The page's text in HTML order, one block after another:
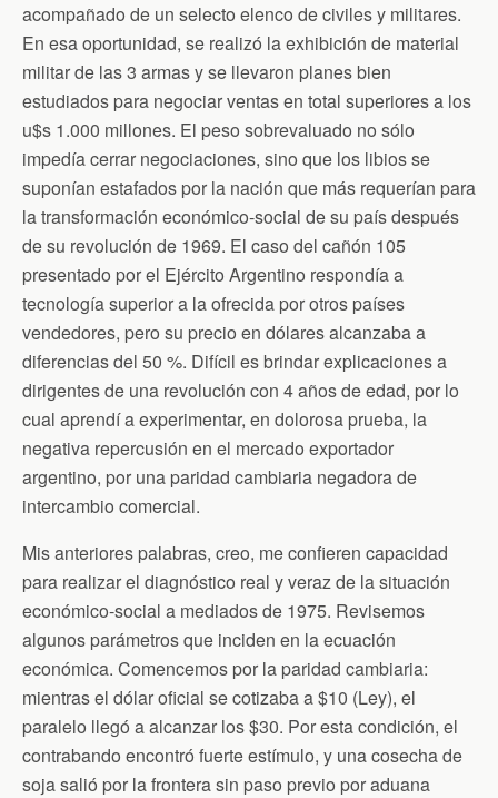
acompañado de un selecto elenco de civiles y militares.
En esa oportunidad, se realizó la exhibición de material
militar de las 3 armas y se llevaron planes bien
estudiados para negociar ventas en total superiores a los
u$s 1.000 millones. El peso sobrevaluado no sólo
impedía cerrar negociaciones, sino que los libios se
suponían estafados por la nación que más requerían para
la transformación económico-social de su país después
de su revolución de 1969. El caso del cañón 105
presentado por el Ejército Argentino respondía a
tecnología superior a la ofrecida por otros países
vendedores, pero su precio en dólares alcanzaba a
diferencias del 50 %. Difícil es brindar explicaciones a
dirigentes de una revolución con 4 años de edad, por lo
cual aprendí a experimentar, en dolorosa prueba, la
negativa repercusión en el mercado exportador
argentino, por una paridad cambiaria negadora de
intercambio comercial.
Mis anteriores palabras, creo, me confieren capacidad
para realizar el diagnóstico real y veraz de la situación
económico-social a mediados de 1975. Revisemos
algunos parámetros que inciden en la ecuación
económica. Comencemos por la paridad cambiaria:
mientras el dólar oficial se cotizaba a $10 (Ley), el
paralelo llegó a alcanzar los $30. Por esta condición, el
contrabando encontró fuerte estímulo, y una cosecha de
soja salió por la frontera sin paso previo por aduana